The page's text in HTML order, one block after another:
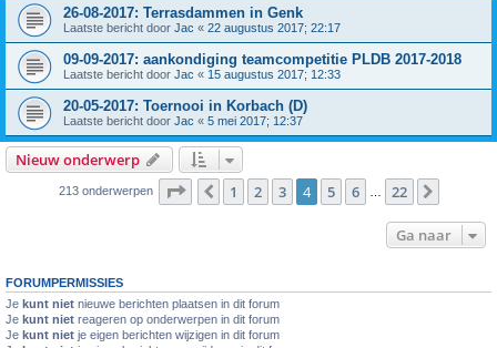
26-08-2017: Terrasdammen in Genk
Laatste bericht door Jac « 22 augustus 2017; 22:17
09-09-2017: aankondiging teamcompetitie PLDB 2017-2018
Laatste bericht door Jac « 15 augustus 2017; 12:33
20-05-2017: Toernooi in Korbach (D)
Laatste bericht door Jac « 5 mei 2017; 12:37
Nieuw onderwerp
213 onderwerpen Pagina van 22
Vorige
1 2 3 4 5 6 22
Ga naar
FORUMPERMISSIES
Je kunt niet nieuwe berichten plaatsen in dit forum
Je kunt niet reageren op onderwerpen in dit forum
Je kunt niet je eigen berichten wijzigen in dit forum